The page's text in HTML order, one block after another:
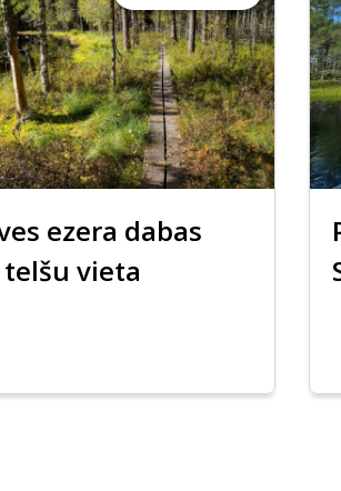
ezera dabas
vieta